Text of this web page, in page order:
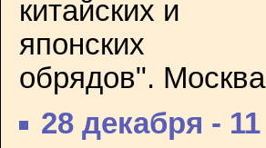
китайских и
японских
обрядов". Москва
28 декабря - 11